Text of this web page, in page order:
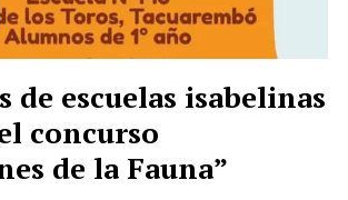
de escuelas isabelinas
concurso
de la Fauna”